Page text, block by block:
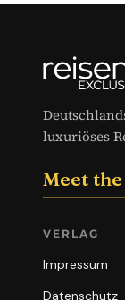
luxuriöses
Meet
VERLAG
Impressum
Datenschutz